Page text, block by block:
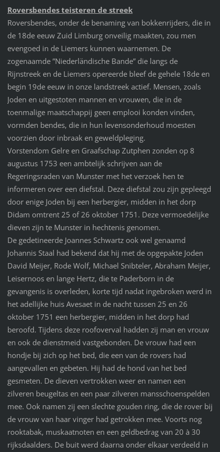
Roversbendes teisteren de streek
Roversbendes, onder de benaming van bokkenrijders, die in
de 18de eeuw Zuid Limburg onveilig maakten, zou men
evengoed in de Liemers kunnen waarnemen. De
zogenaamde ”Niederländische Bande” die langs de
Rijnstreek en de Liemers opereerde bleef de gehele 18de en
begin 19de eeuw in onze landstreek actief. Mensen, zoals
Joden en uitgestoten mannen en vrouwen, die in de
toenmalige maatschappij geen emplooi konden vinden,
vormden bendes, die in hun levensonderhoud moesten
voorzien door inbraak en geweldpleging.
Vorstendom Gelre en Graafschap Zutphen zonden op 8
augustus 1753 een ambtelijk schrijven aan de
Regeringsraden van Munster met het verzoek hen te
informeren over een diefstal. Deze diefstal zou zijn gepleegd
door enige Joden bij een herbergier, midden in het dorp
Didam omtrent 25 of 26 oktober 1751. Deze vermoedelijke
dieven zijn te Munster in hechtenis genomen.
De gedetineerde Joannes Schwartz ook wel genaamd
Johannis Staal had bekend dat hij met de opgepakte Joden
David Meijer, Rode Wolf, Michael Snibteler, Abraham Meijer,
Leisernoos en lange Hertz, die te Paderborn in de
gevangenis is overleden, korte tijd nadat ingebroken werd in
het adellijke huis Avesaet in de nacht tussen 25 en 26
oktober 1751 een herbergier, midden in het dorp had
beroofd. Tijdens deze roofoverval hadden zij man en vrouw
en ook de dienstmeid vastgebonden. De vrouw had een
hondje bij zich op het bed, die een van de rovers had
aangevallen en gebeten. Hij had de hond van het bed
gesmeten. De dieven vertrokken weer en namen een
zilveren beugeltas en een paar zilveren mansschoenspelden
mee. Ook namen zij een slechte gouden ring, die de rover bij
de vrouw van haar vinger had getrokken mee. Voorts nog
rooktabak, muskaatnoten en een geldbedrag van 20 à 30
rijksdaalders. De buit werd daarna onder elkaar verdeeld in